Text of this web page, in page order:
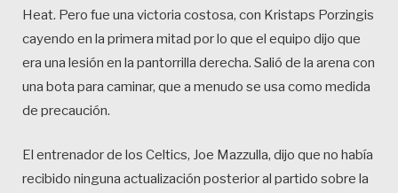
Heat. Pero fue una victoria costosa, con Kristaps Porzingis
cayendo en la primera mitad por lo que el equipo dijo que
era una lesión en la pantorrilla derecha. Salió de la arena con
una bota para caminar, que a menudo se usa como medida
de precaución.
El entrenador de los Celtics, Joe Mazzulla, dijo que no había
recibido ninguna actualización posterior al partido sobre la